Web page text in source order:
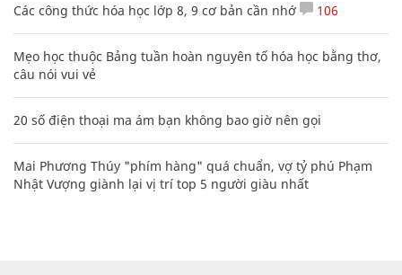
Các công thức hóa học lớp 8, 9 cơ bản cần nhớ 106
Mẹo học thuộc Bảng tuần hoàn nguyên tố hóa học bằng thơ,
câu nói vui vẻ
20 số điện thoại ma ám bạn không bao giờ nên gọi
Mai Phương Thúy "phím hàng" quá chuẩn, vợ tỷ phú Phạm
Nhật Vượng giành lại vị trí top 5 người giàu nhất